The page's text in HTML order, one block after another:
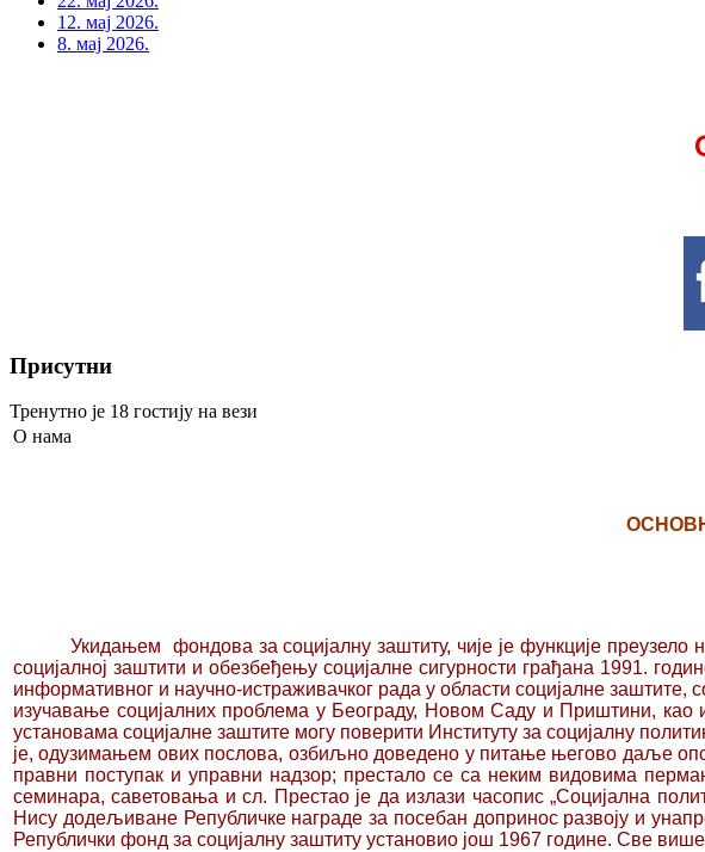
12. мај 2026.
8. мај 2026.
Присутни
Тренутно је 18 гостију на вези
О нама
Укидањем фондова за социјалну заштиту, чије је функције
социјалној заштити и обезбеђењу социјалне сигурности грађана 1991.
информативног и научно-истраживачког рада у области социјалне заштите,
изучавање социјалних проблема у Београду, Новом Саду и Приштини,
установама социјалне заштите могу поверити Институту за социјалну
је, одузимањем ових послова, озбиљно доведено у питање његово даље
правни поступак и управни надзор; престало се са неким видовима
семинара, саветовања и сл. Престао је да излази часопис „Социјална
Нису додељиване Републичке награде за посебан допринос развоју и
Републички фонд за социјалну заштиту установио још 1967 године. Све више